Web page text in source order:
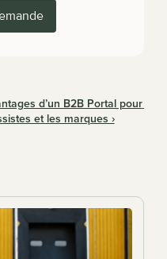
d’un B2B Portal pour
et les marques ›